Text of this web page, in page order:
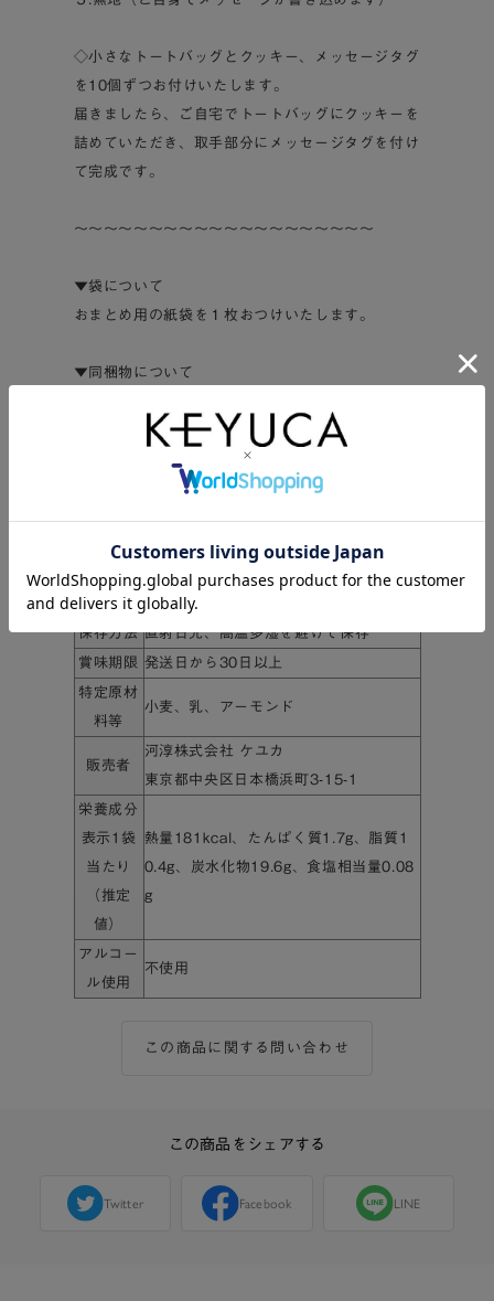
◇小さなトートバッグとクッキー、メッセージタグ
を10個ずつお付けいたします。
届きましたら、ご自宅でトートバッグにクッキーを
詰めていただき、取手部分にメッセージタグを付け
て完成です。
～～～～～～～～～～～～～～～～～～～～
▼袋について
おまとめ用の紙袋を１枚おつけいたします。
▼同梱物について
しておりません。
ギフトとしてご利用の場合も、安心してご注文くだ
～～～～～～～～～～～～～～～～～～～～
個数 10個
保存方法 直射日光、高温多湿を避けて保存
賞味期限 発送日から30日以上
特定原材
料等
小麦、乳、アーモンド
販売者
河淳株式会社 ケユカ
東京都中央区日本橋浜町3-15-1
栄養成分
表示1袋
当たり
（推定
値）
熱量181kcal、たんぱく質1.7g、脂質1
0.4g、炭水化物19.6g、食塩相当量0.08
g
アルコー
ル使用
不使用
この商品に関する問い合わせ
この商品をシェアする
Twitter Facebook LINE